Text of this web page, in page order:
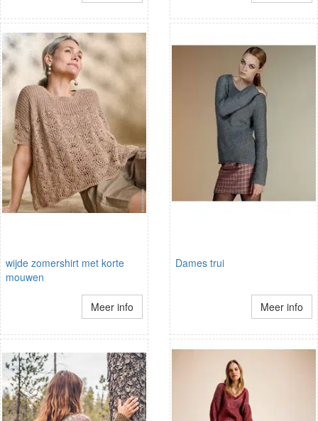
wijde zomershirt met korte
mouwen
Meer info
Dames trui
Meer info